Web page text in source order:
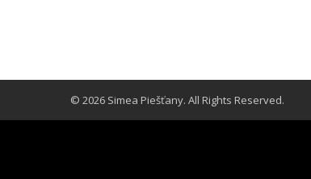
© 2026 Simea Piešťany. All Rights Reserved.